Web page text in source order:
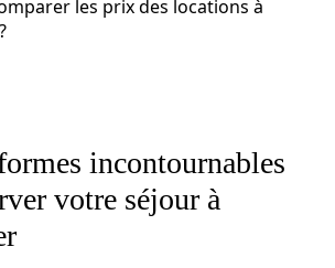
les prix des locations à
incontournables
votre séjour à